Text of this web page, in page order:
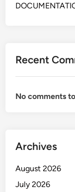
Recent
No comments
Archives
August 2026
July 2026